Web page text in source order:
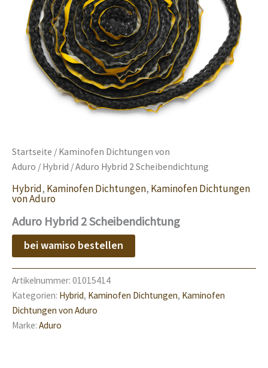
Startseite / Kaminofen Dichtungen von
Aduro / Hybrid / Aduro Hybrid 2 Scheibendichtung
Hybrid, Kaminofen Dichtungen, Kaminofen Dichtungen
von Aduro
Aduro Hybrid 2 Scheibendichtung
bei wamiso bestellen
Artikelnummer: 01015414
Kategorien: Hybrid, Kaminofen Dichtungen, Kaminofen
Dichtungen von Aduro
Marke: Aduro